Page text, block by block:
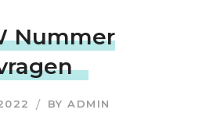
Nummer
BYADMIN